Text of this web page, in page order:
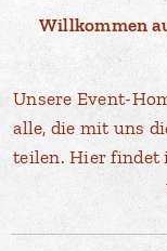
Willkommen
Unsere Event-
alle, die mit uns
teilen. Hier findet